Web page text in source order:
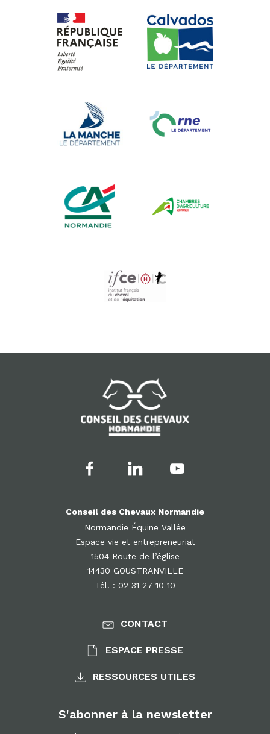
Conseil des Chevaux Normandie
Normandie Équine Vallée
Espace vie et entrepreneuriat
1504 Route de l’église
14430 GOUSTRANVILLE
Tél. : 02 31 27 10 10
CONTACT
ESPACE PRESSE
RESSOURCES UTILES
S'abonner à la newsletter